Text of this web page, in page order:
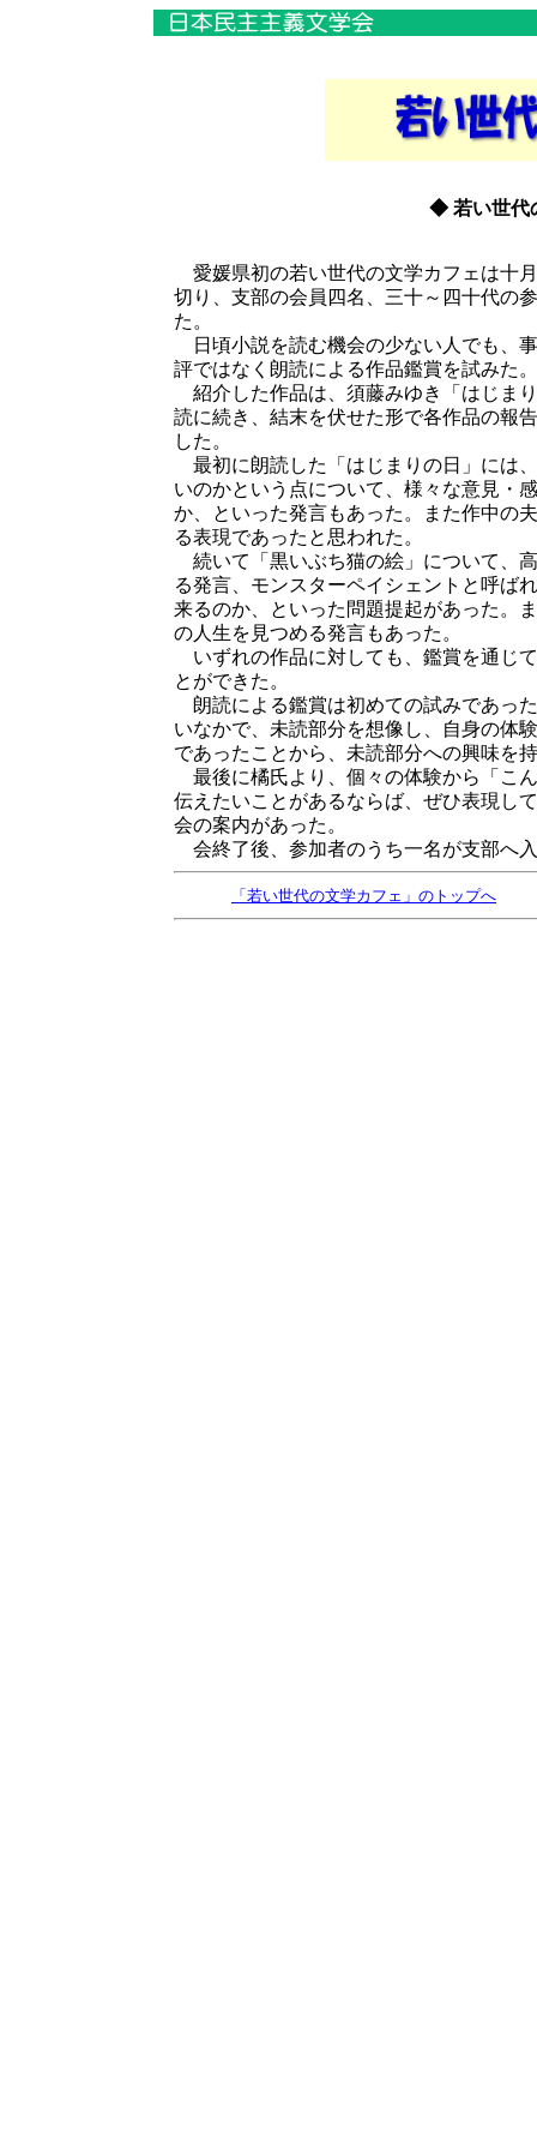
◆ 若い世代
愛媛県初の若い世代の文学カフェは十
切り、支部の会員四名、三十～四十代の
た。
日頃小説を読む機会の少ない人でも、
評ではなく朗読による作品鑑賞を試みた。
紹介した作品は、須藤みゆき「はじま
読に続き、結末を伏せた形で各作品の報
した。
最初に朗読した「はじまりの日」には
いのかという点について、様々な意見・
か、といった発言もあった。また作中の
る表現であったと思われた。
続いて「黒いぶち猫の絵」について、
る発言、モンスターペイシェントと呼ば
来るのか、といった問題提起があった。
の人生を見つめる発言もあった。
いずれの作品に対しても、鑑賞を通じ
とができた。
朗読による鑑賞は初めての試みであっ
いなかで、未読部分を想像し、自身の体
であったことから、未読部分への興味を
最後に橘氏より、個々の体験から「こ
伝えたいことがあるならば、ぜひ表現し
会の案内があった。
会終了後、参加者のうち一名が支部へ
「若い世代の文学カフェ」のトップへ